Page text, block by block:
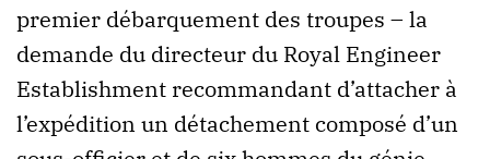
premier débarquement des troupes – la
demande du directeur du Royal Engineer
Establishment recommandant d’attacher à
l’expédition un détachement composé d’un